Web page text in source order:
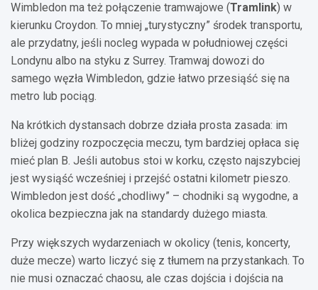
Wimbledon ma też połączenie tramwajowe (Tramlink) w
kierunku Croydon. To mniej „turystyczny” środek transportu,
ale przydatny, jeśli nocleg wypada w południowej części
Londynu albo na styku z Surrey. Tramwaj dowozi do
samego węzła Wimbledon, gdzie łatwo przesiąść się na
metro lub pociąg.
Na krótkich dystansach dobrze działa prosta zasada: im
bliżej godziny rozpoczęcia meczu, tym bardziej opłaca się
mieć plan B. Jeśli autobus stoi w korku, często najszybciej
jest wysiąść wcześniej i przejść ostatni kilometr pieszo.
Wimbledon jest dość „chodliwy” – chodniki są wygodne, a
okolica bezpieczna jak na standardy dużego miasta.
Przy większych wydarzeniach w okolicy (tenis, koncerty,
duże mecze) warto liczyć się z tłumem na przystankach. To
nie musi oznaczać chaosu, ale czas dojścia i dojścia na